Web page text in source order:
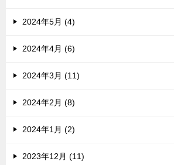
2024年5月 (4)
2024年4月 (6)
2024年3月 (11)
2024年2月 (8)
2024年1月 (2)
2023年12月 (11)